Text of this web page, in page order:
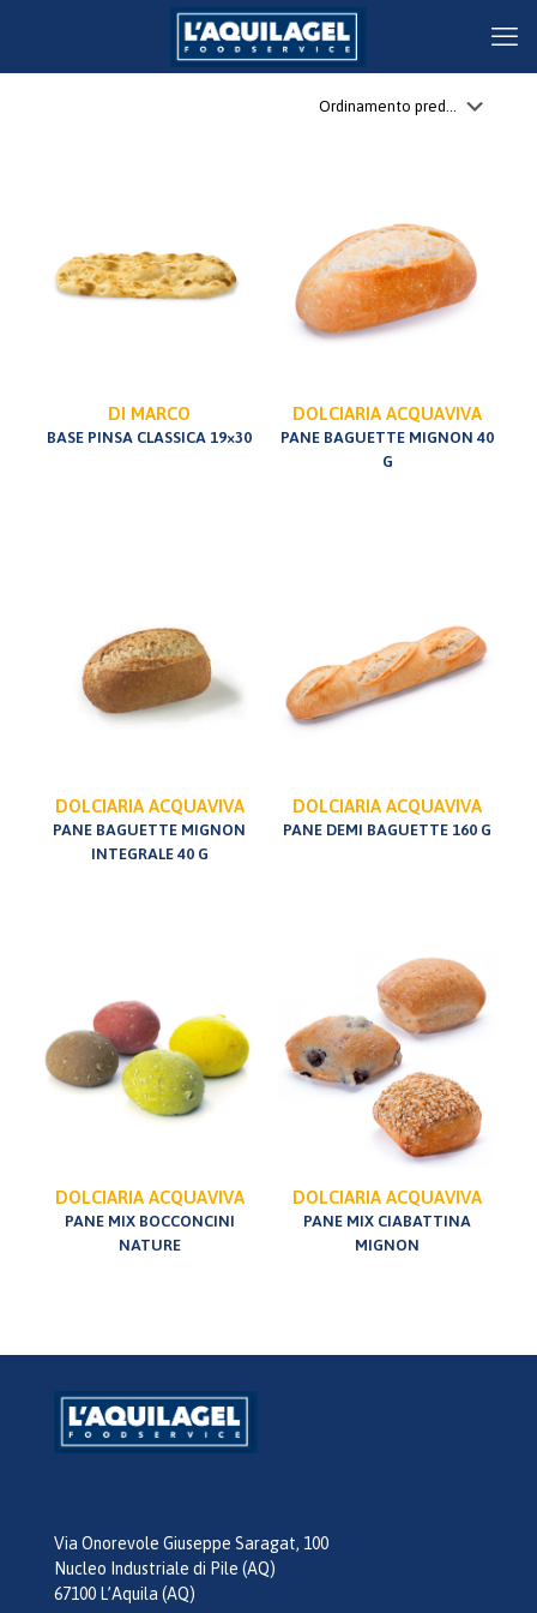
DI MARCO
BASE PINSA CLASSICA 19×30
DOLCIARIA ACQUAVIVA
PANE BAGUETTE MIGNON 40
G
DOLCIARIA ACQUAVIVA
PANE BAGUETTE MIGNON
INTEGRALE 40 G
DOLCIARIA ACQUAVIVA
PANE DEMI BAGUETTE 160 G
DOLCIARIA ACQUAVIVA
PANE MIX BOCCONCINI
NATURE
DOLCIARIA ACQUAVIVA
PANE MIX CIABATTINA
MIGNON
Via Onorevole Giuseppe Saragat, 100
Nucleo Industriale di Pile (AQ)
67100 L’Aquila (AQ)